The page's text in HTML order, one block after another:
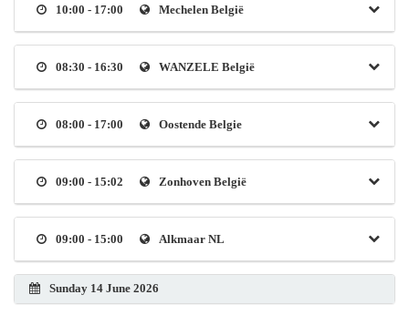
10:00 - 17:00 Mechelen België
08:30 - 16:30 WANZELE België
08:00 - 17:00 Oostende Belgie
09:00 - 15:02 Zonhoven België
09:00 - 15:00 Alkmaar NL
Sunday 14 June 2026